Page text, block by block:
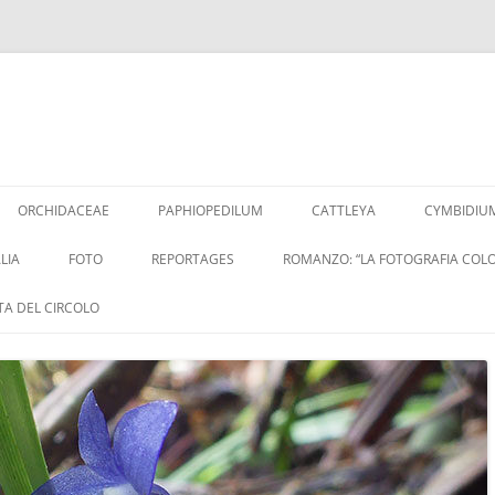
al
ORCHIDACEAE PAPHIOPEDILUM CATTLEYA
FOTO REPORTAGES ROMANZO: “LA FOTOGRAFIA
DEL CIRCOLO